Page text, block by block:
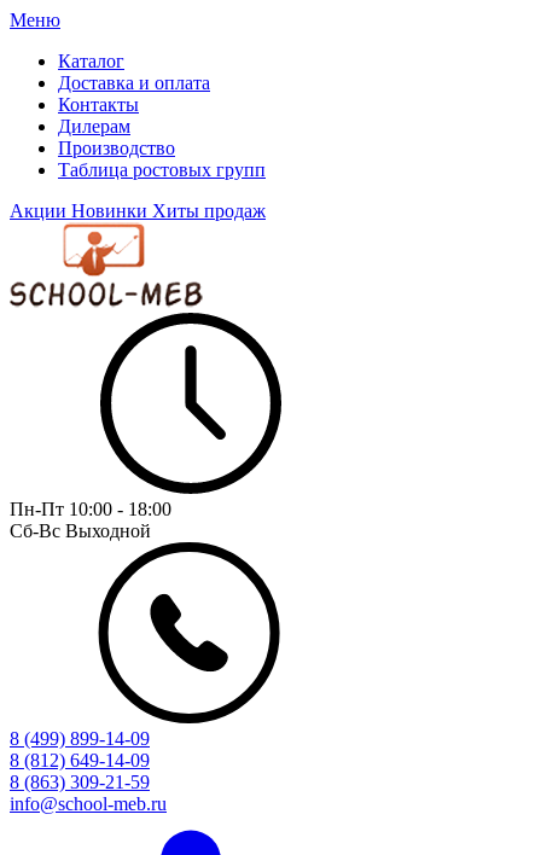
Меню
Каталог
Доставка и оплата
Контакты
Дилерам
Производство
Таблица ростовых групп
Акции Новинки Хиты продаж
Пн-Пт 10:00 - 18:00
Сб-Вс Выходной
8 (499) 899-14-09
8 (812) 649-14-09
8 (863) 309-21-59
info@school-meb.ru